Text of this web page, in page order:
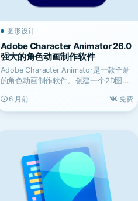
图形设计
Adobe Character Animator 26.0
强大的角色动画制作软件
Adobe Character Animator是一款全新
的角色动画制作软件。创建一个2D图...
6 月前 免费